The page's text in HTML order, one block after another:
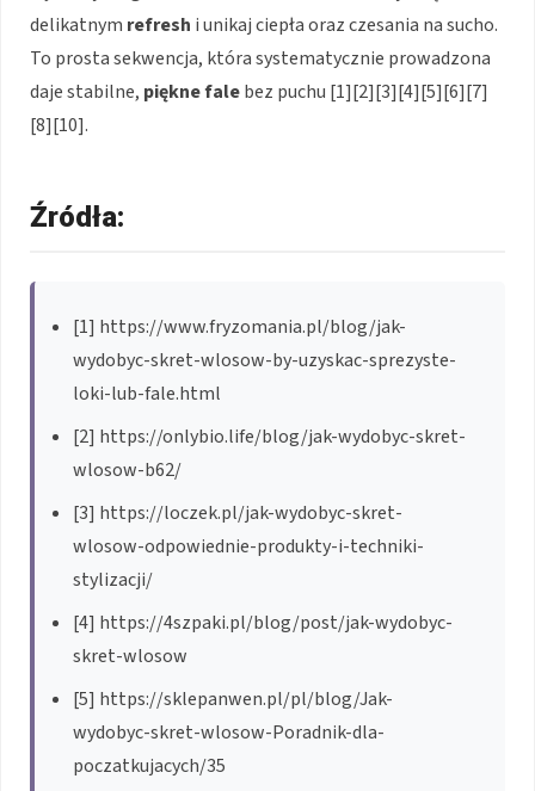
delikatnym refresh i unikaj ciepła oraz czesania na sucho.
To prosta sekwencja, która systematycznie prowadzona
daje stabilne, piękne falebez puchu [1][2][3][4][5][6][7]
[8][10].
Źródła:
[1] https://www.fryzomania.pl/blog/jak-
wydobyc-skret-wlosow-by-uzyskac-sprezyste-
loki-lub-fale.html
[2] https://onlybio.life/blog/jak-wydobyc-skret-
wlosow-b62/
[3] https://loczek.pl/jak-wydobyc-skret-
wlosow-odpowiednie-produkty-i-techniki-
stylizacji/
[4] https://4szpaki.pl/blog/post/jak-wydobyc-
skret-wlosow
[5] https://sklepanwen.pl/pl/blog/Jak-
wydobyc-skret-wlosow-Poradnik-dla-
poczatkujacych/35